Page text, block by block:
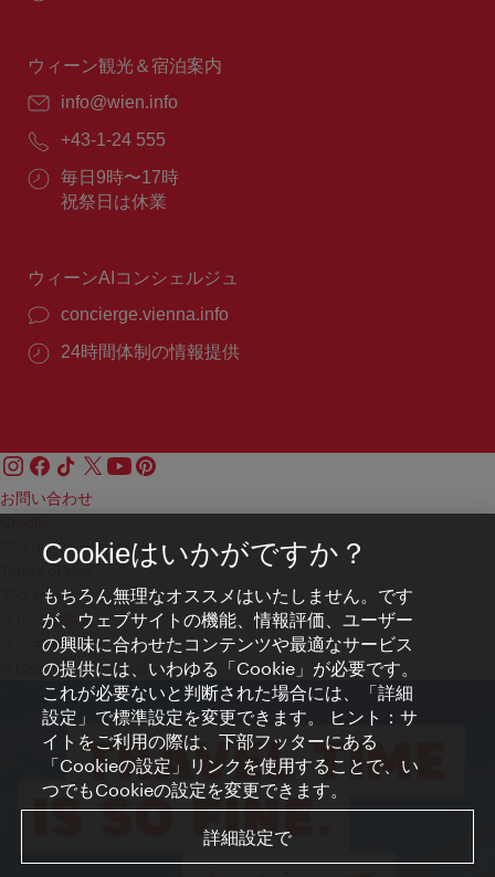
間：
ウィーン観光＆宿泊案内
E
ー
ル：
info@wien.info
電
番
号：
+43-1-24 555
営
業
毎日9時〜17時
祝祭日は休業
ウィーンAIコンシェルジュ
concierge.vienna.info
24時間体制の情報提供
お問い合わせ
プライバシーポリシー
アクセシビリティ
プレス連絡先
クッキーの設定
© Copyright WienTourismus
Cookieはいかがですか？
もちろん無理なオススメはいたしません。です
が、ウェブサイトの機能、情報評価、ユーザー
の興味に合わせたコンテンツや最適なサービス
の提供には、いわゆる「Cookie」が必要です。
これが必要ないと判断された場合には、「詳細
設定」で標準設定を変更できます。 ヒント：サ
イトをご利用の際は、下部フッターにある
「Cookieの設定」リンクを使用することで、い
つでもCookieの設定を変更できます。
詳細設定で